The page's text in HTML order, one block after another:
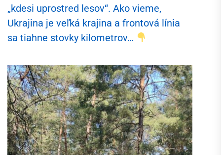
„kdesi uprostred lesov“. Ako vieme,
Ukrajina je veľká krajina a frontová línia
sa tiahne stovky kilometrov…